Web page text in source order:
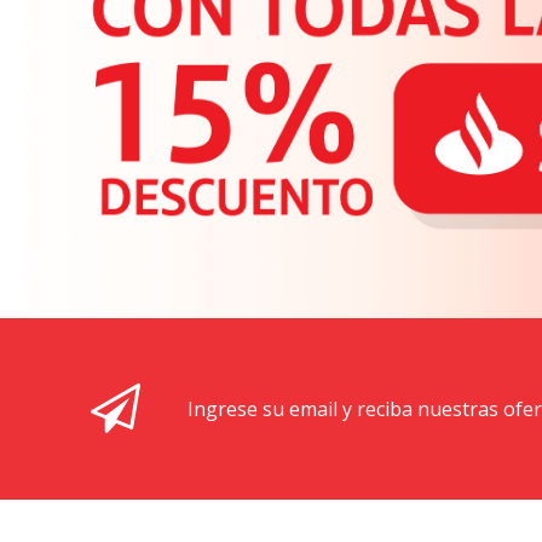
Ingrese su email y reciba nuestras